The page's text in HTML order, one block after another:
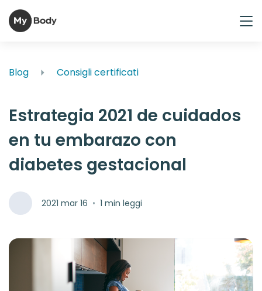
Blog Consigli certificati
Estrategia 2021 de cuidados
en tu embarazo con
diabetes gestacional
2021 mar 16 • 1 min leggi